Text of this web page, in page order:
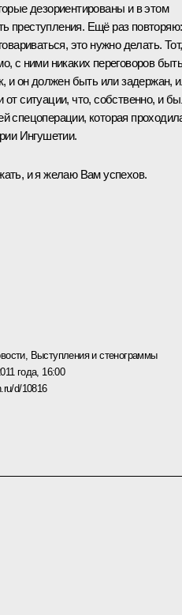
дезориентированы и в этом
преступления. Ещё раз повторяю:
это нужно делать. Тот,
с ними никаких переговоров
и он должен быть или задержан,
от ситуации, что, собственно, и
спецоперации, которая
Ингушетии.
и я желаю Вам успехов.
, Выступления и стенограммы
года, 16:00
d/10816